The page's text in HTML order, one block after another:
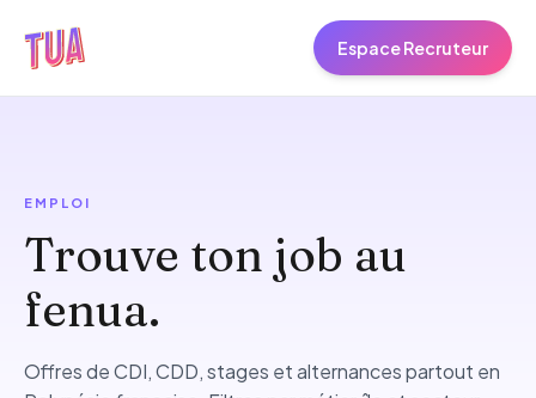
Espace Recruteur
EMPLOI
Trouve ton job au
fenua.
Offres de CDI, CDD, stages et alternances partout en